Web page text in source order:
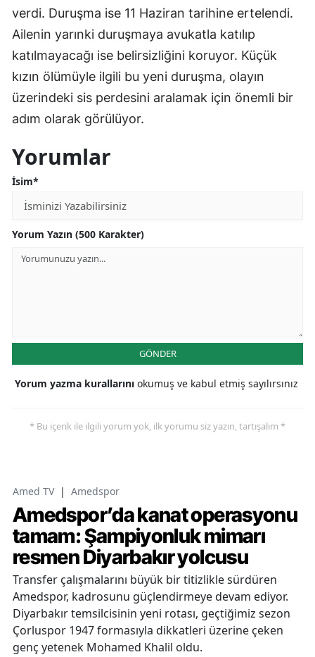
verdi. Duruşma ise 11 Haziran tarihine ertelendi.
Ailenin yarınki duruşmaya avukatla katılıp
katılmayacağı ise belirsizliğini koruyor. Küçük
kızın ölümüyle ilgili bu yeni duruşma, olayın
üzerindeki sis perdesini aralamak için önemli bir
adım olarak görülüyor.
Yorumlar
İsim*
Yorum Yazın (500 Karakter)
GÖNDER
Yorum yazma kurallarını okumuş ve kabul etmiş sayılırsınız
* Bu içerik ile ilgili yorum yok, ilk yorumu siz yazın, tartışalım *
Amed TV | Amedspor
Amedspor’da kanat operasyonu
tamam: Şampiyonluk mimarı
resmen Diyarbakır yolcusu
Transfer çalışmalarını büyük bir titizlikle sürdüren
Amedspor, kadrosunu güçlendirmeye devam ediyor.
Diyarbakır temsilcisinin yeni rotası, geçtiğimiz sezon
Çorluspor 1947 formasıyla dikkatleri üzerine çeken
genç yetenek Mohamed Khalil oldu.